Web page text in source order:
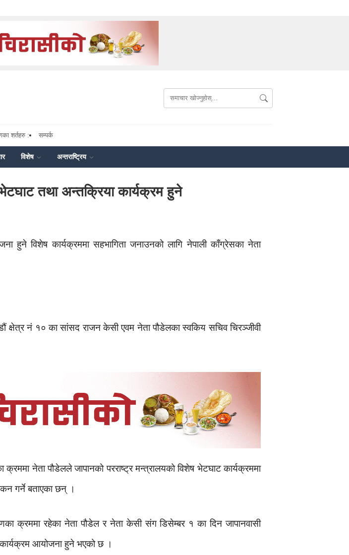
शर्तहरु : सम्पर्क
विशेष अन्तराष्ट्रिय
तथा अन्तक्रिया कार्यक्रम हुने
हुने विशेष कार्यक्रममा सहभागिता जनाउनको लागि नेपाली काँग्रेसका नेता
क्षेत्र नं १० का सांसद राजन केसी एवम नेता पौडेलका स्वकिय सचिव चिरञ्जीवी
नेता पौडेलले जापानको परराष्ट्र मन्त्रालयको विशेष भेटघाट कार्यक्रममा
गर्ने बताएका छन् ।
क्रममा रहेका नेता पौडेल र नेता केसी संग डिसेम्बर १ का दिन जापानवासी
कार्यक्रम आयोजना हुने भएको छ ।